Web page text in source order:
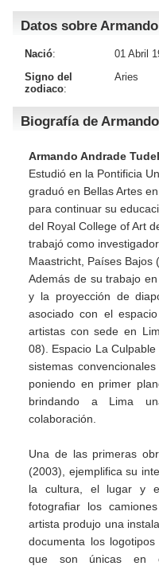
Datos sobre
Nació: 01 Abril
Signo del
zodiaco:
Aries
Biografía de
Armando Andrade
Estudió en la Pontificia
graduó en Bellas Artes
para continuar su
del Royal College of Art
trabajó como
Maastricht, Países Bajos
Además de su trabajo
y la proyección de
asociado con el
artistas con sede en
08). Espacio La
sistemas
poniendo en primer
brindando a Lima
colaboración.
Una de las primeras
(2003), ejemplifica su
la cultura, el lugar y
fotografiar los
artista produjo una
documenta los
que son únicas en